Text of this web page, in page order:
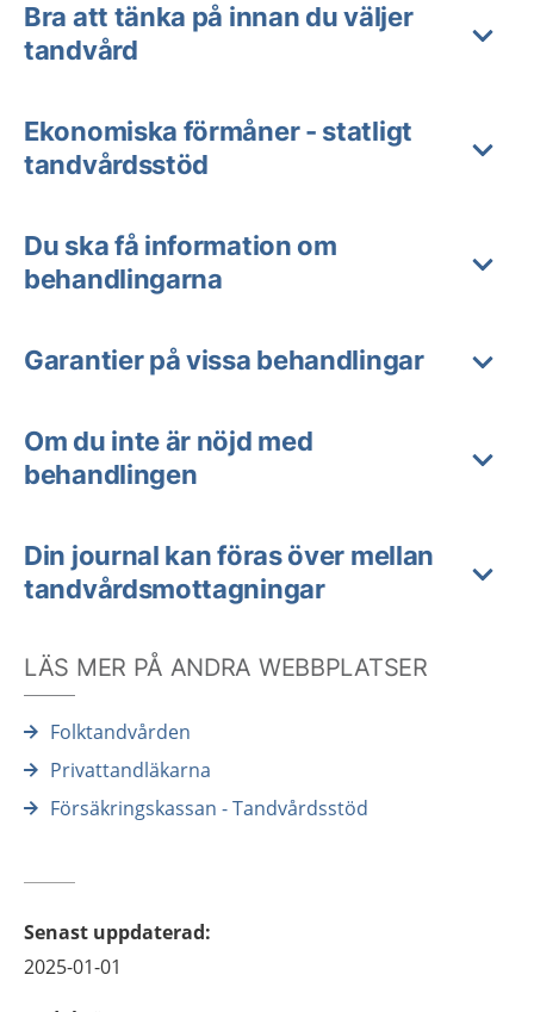
Bra att tänka på innan du väljer
tandvård
Ekonomiska förmåner - statligt
tandvårdsstöd
Du ska få information om
behandlingarna
Garantier på vissa behandlingar
Om du inte är nöjd med
behandlingen
Din journal kan föras över mellan
tandvårdsmottagningar
LÄS MER PÅ ANDRA WEBBPLATSER
Folktandvården
Privattandläkarna
Försäkringskassan - Tandvårdsstöd
Senast uppdaterad:
2025-01-01